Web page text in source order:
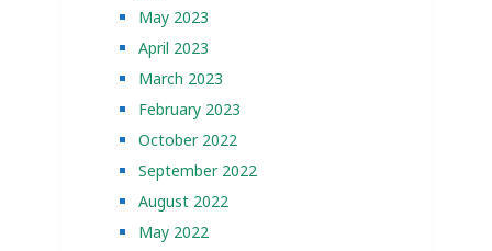
May 2023
April 2023
March 2023
February 2023
October 2022
September 2022
August 2022
May 2022